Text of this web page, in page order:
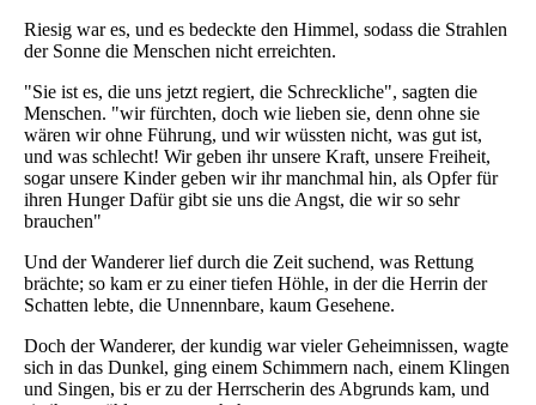
Riesig war es, und es bedeckte den Himmel, sodass die Strahlen
der Sonne die Menschen nicht erreichten.
"Sie ist es, die uns jetzt regiert, die Schreckliche", sagten die
Menschen. "wir fürchten, doch wie lieben sie, denn ohne sie
wären wir ohne Führung, und wir wüssten nicht, was gut ist,
und was schlecht! Wir geben ihr unsere Kraft, unsere Freiheit,
sogar unsere Kinder geben wir ihr manchmal hin, als Opfer für
ihren Hunger Dafür gibt sie uns die Angst, die wir so sehr
brauchen"
Und der Wanderer lief durch die Zeit suchend, was Rettung
brächte; so kam er zu einer tiefen Höhle, in der die Herrin der
Schatten lebte, die Unnennbare, kaum Gesehene.
Doch der Wanderer, der kundig war vieler Geheimnissen, wagte
sich in das Dunkel, ging einem Schimmern nach, einem Klingen
und Singen, bis er zu der Herrscherin des Abgrunds kam, und